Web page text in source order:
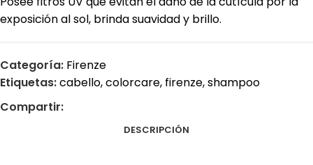
exposición al sol, brinda suavidad y brillo.
Categoría: Firenze
Etiquetas:cabello,colorcare, firenze,shampoo
Compartir:
DESCRIPCIÓN